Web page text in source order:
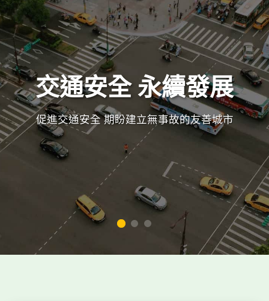
交通安全 永續發展
促進交通安全 期盼建立無事故的友善城市
交通安全 永續發展